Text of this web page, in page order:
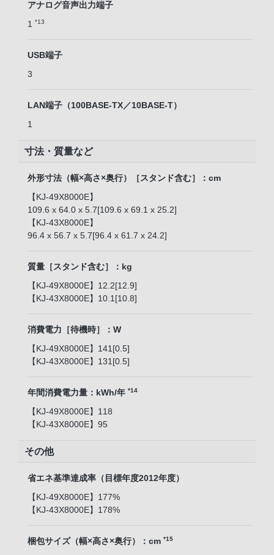
アナログ音声出力端子
1 *13
USB端子
3
LAN端子（100BASE-TX／10BASE-T）
1
寸法・質量など
外形寸法（幅×高さ×奥行）［スタンド含む］：cm
【KJ-49X8000E】
109.6 x 64.0 x 5.7[109.6 x 69.1 x 25.2]
【KJ-43X8000E】
96.4 x 56.7 x 5.7[96.4 x 61.7 x 24.2]
質量［スタンド含む］：kg
【KJ-49X8000E】12.2[12.9]
【KJ-43X8000E】10.1[10.8]
消費電力［待機時］：W
【KJ-49X8000E】141[0.5]
【KJ-43X8000E】131[0.5]
年間消費電力量：kWh/年 *14
【KJ-49X8000E】118
【KJ-43X8000E】95
その他
省エネ基準達成率（目標年度2012年度）
【KJ-49X8000E】177%
【KJ-43X8000E】178%
梱包サイズ（幅×高さ×奥行）：cm *15